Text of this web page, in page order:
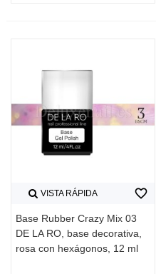
VISTA RÁPIDA
Base Rubber Crazy Mix 03
DE LA RO, base decorativa,
rosa con hexágonos, 12 ml
favorite_border